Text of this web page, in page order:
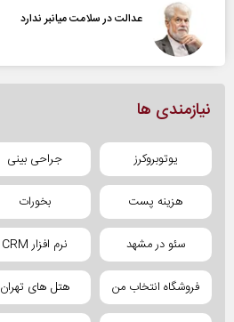
عدالت در سلامت میانبر ندارد
نیازمندی ها
یوتوبروکرز جراحی بینی
هزینه پست بخورات
سئو در مشهد نرم افزار CRM
فروشگاه انتخاب من هتل های تهران